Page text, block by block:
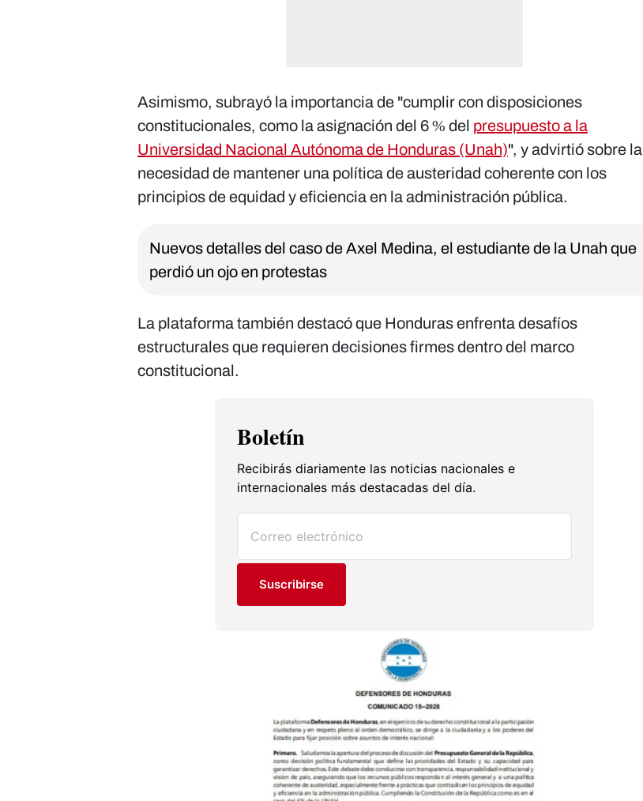
Asimismo, subrayó la importancia de "cumplir con disposiciones
constitucionales, como la asignación del 6 % del presupuesto a la
Universidad Nacional Autónoma de Honduras (Unah)", y advirtió sobre la
necesidad de mantener una política de austeridad coherente con los
principios de equidad y eficiencia en la administración pública.
Nuevos detalles del caso de Axel Medina, el estudiante de la Unah que
perdió un ojo en protestas
La plataforma también destacó que Honduras enfrenta desafíos
estructurales que requieren decisiones firmes dentro del marco
constitucional.
Boletín
Recibirás diariamente las noticias nacionales e
internacionales más destacadas del día.
Suscribirse